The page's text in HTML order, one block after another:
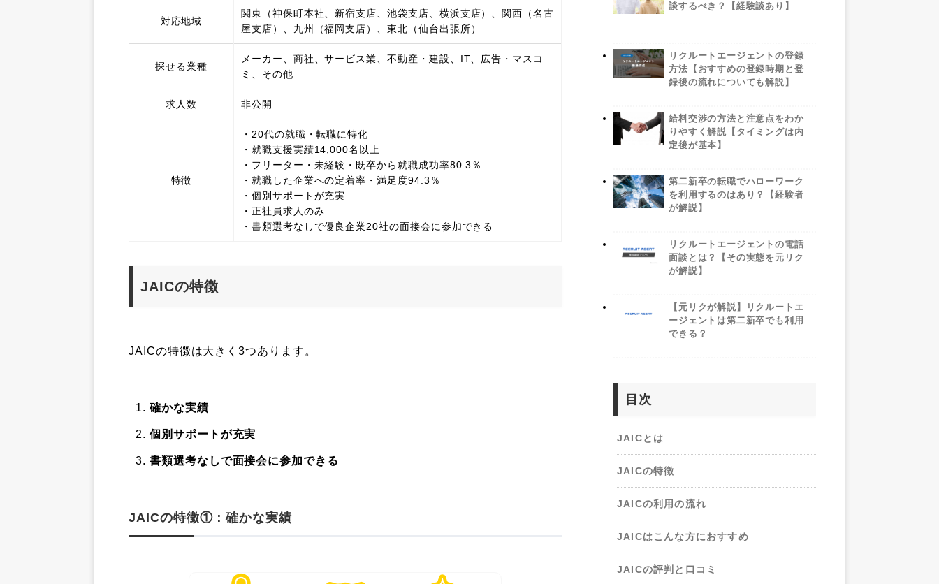
対応地域
関東（神保町本社、新宿支店、池袋支店、横浜支店）、関西（名古
屋支店）、九州（福岡支店）、東北（仙台出張所）
探せる業種
メーカー、商社、サービス業、不動産・建設、IT、広告・マスコ
ミ、その他
求人数 非公開
特徴
・20代の就職・転職に特化
・就職支援実績14,000名以上
・フリーター・未経験・既卒から就職成功率80.3％
・就職した企業への定着率・満足度94.3％
・個別サポートが充実
・正社員求人のみ
・書類選考なしで優良企業20社の面接会に参加できる
JAICの特徴
JAICの特徴は大きく3つあります。
確かな実績
個別サポートが充実
書類選考なしで面接会に参加できる
JAICの特徴①：確かな実績
談するべき？【経験談あり】
リクルートエージェントの登録
方法【おすすめの登録時期と登
録後の流れについても解説】
給料交渉の方法と注意点をわか
りやすく解説【タイミングは内
定後が基本】
第二新卒の転職でハローワーク
を利用するのはあり？【経験者
が解説】
リクルートエージェントの電話
面談とは？【その実態を元リク
が解説】
【元リクが解説】リクルートエ
ージェントは第二新卒でも利用
できる？
目次
JAICとは
JAICの特徴
JAICの利用の流れ
JAICはこんな方におすすめ
JAICの評判と口コミ